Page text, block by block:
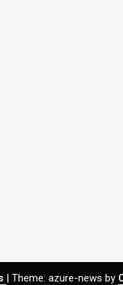
| Theme: azure-news by